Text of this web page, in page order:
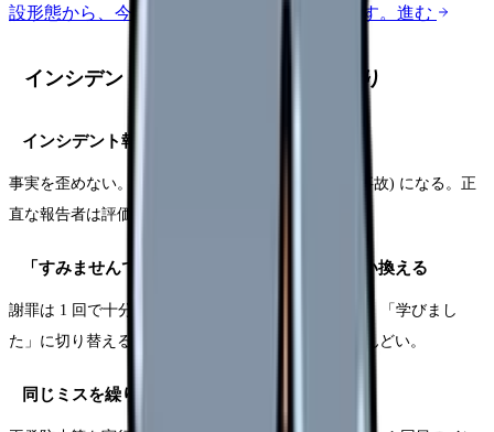
設形態から、今の給料の現在地を確認できます。 進む
インシデント後の上司・同僚との関わり
インシデント報告書を正直に書く
事実を歪めない。隠そうとすると大きな事故 (医療事故) になる。正
直な報告者は評価される。
「すみませんでした」 → 「改善します」に言い換える
謝罪は 1 回で十分。それ以降は「〇〇を改善します」「学びまし
た」に切り替える。ずっと謝り続けるのは周囲もしんどい。
同じミスを繰り返さない